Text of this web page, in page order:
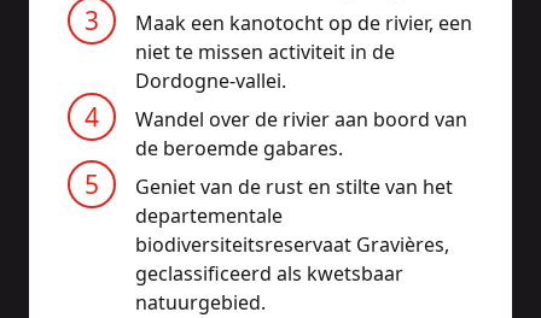
Maak een kanotocht op de rivier, een
niet te missen activiteit in de
Dordogne-vallei.
Wandel over de rivier aan boord van
de beroemde gabares.
Geniet van de rust en stilte van het
departementale
biodiversiteitsreservaat Gravières,
geclassificeerd als kwetsbaar
natuurgebied.